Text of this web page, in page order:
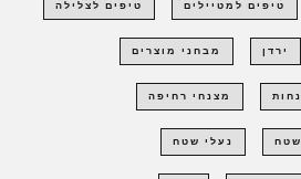
טיפים למטיילים טיפים לצלילה
ירדן מבחני מוצרים
מצנחי רחיפה
שטח נעלי שטח